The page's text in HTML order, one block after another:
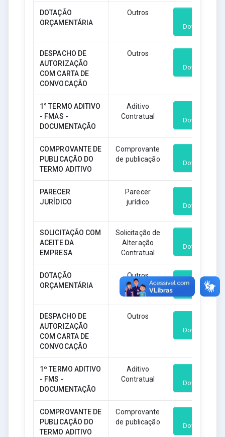
DOTAÇÃO
ORÇAMENTÁRIA
Outros
Download
DESPACHO DE
AUTORIZAÇÃO
COM CARTA DE
CONVOCAÇÃO
Outros
Download
1° TERMO ADITIVO
- FMAS -
DOCUMENTAÇÃO
Aditivo
Contratual
Download
COMPROVANTE DE
PUBLICAÇÃO DO
TERMO ADITIVO
Comprovante
de publicação
Download
PARECER
JURÍDICO
Parecer
jurídico
Download
SOLICITAÇÃO COM
ACEITE DA
EMPRESA
Solicitação de
Alteração
Contratual
Download
DOTAÇÃO
ORÇAMENTÁRIA
Outros
Download
DESPACHO DE
AUTORIZAÇÃO
COM CARTA DE
CONVOCAÇÃO
Outros
Download
1º TERMO ADITIVO
- FMS -
DOCUMENTAÇÃO
Aditivo
Contratual
Download
COMPROVANTE DE
PUBLICAÇÃO DO
TERMO ADITIVO
Comprovante
de publicação
Download